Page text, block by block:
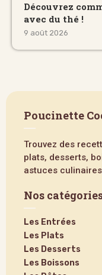
Découvrez
avec du thé !
9 août 2026
Poucinette
Trouvez des
plats, desserts,
astuces
Nos
Les Entrées
Les Plats
Les Desserts
Les Boissons